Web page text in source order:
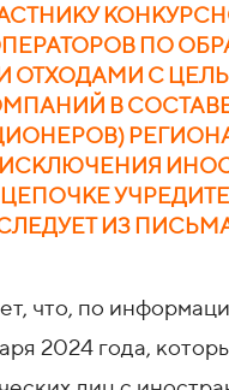
ПО
ОТХОДАМИ С
В
ИСКЛЮЧЕНИЯ
ИЗ
что, по
2024 года,